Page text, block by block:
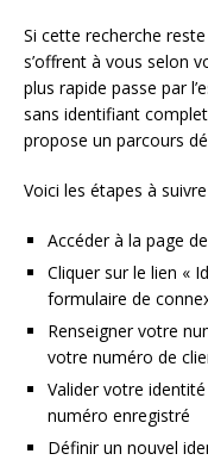
Si cette recherche
s’offrent à vous selon
plus rapide passe par
sans identifiant
propose un parcours
Voici les étapes à
Accéder à la page
Cliquer sur le lien «
formulaire de
Renseigner votre
votre numéro de
Valider votre
numéro enregistré
Définir un nouvel